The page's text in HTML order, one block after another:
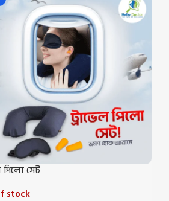
পিলো সেট
stock